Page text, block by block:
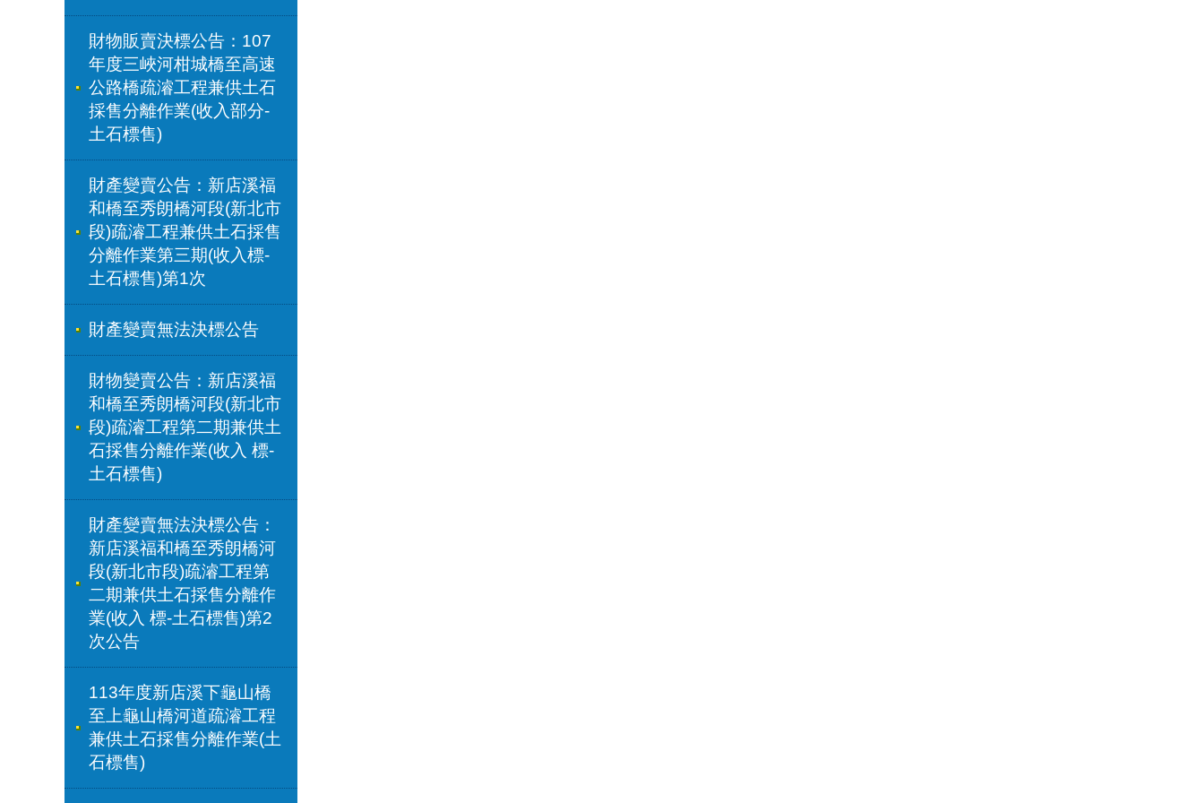
財物販賣決標公告：107
年度三峽河柑城橋至高速
公路橋疏濬工程兼供土石
採售分離作業(收入部分-
土石標售)
財產變賣公告：新店溪福
和橋至秀朗橋河段(新北市
段)疏濬工程兼供土石採售
分離作業第三期(收入標-
土石標售)第1次
財產變賣無法決標公告
財物變賣公告：新店溪福
和橋⾄秀朗橋河段(新北市
段)疏濬⼯程第⼆期兼供⼟
⽯採售分離作業(收入 標-
⼟⽯標售)
財產變賣無法決標公告：
新店溪福和橋⾄秀朗橋河
段(新北市段)疏濬⼯程第
⼆期兼供⼟⽯採售分離作
業(收入 標-⼟⽯標售)第2
次公告
113年度新店溪下龜山橋
至上龜山橋河道疏濬工程
兼供土石採售分離作業(土
石標售)